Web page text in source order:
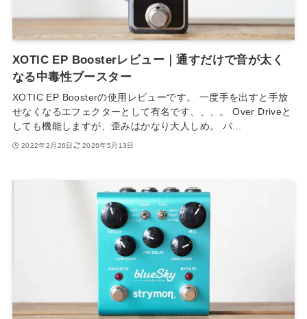
XOTIC EP Boosterレビュー｜通すだけで音が太く
なる中毒性ブースター
XOTIC EP Boosterの使用レビューです。 一度手を出すと手放
せなくなるエフェクターとして有名です、、、。 Over Driveと
しても機能しますが、歪みはかなり大人しめ。 バ...
2022年2月26日 2026年5月13日